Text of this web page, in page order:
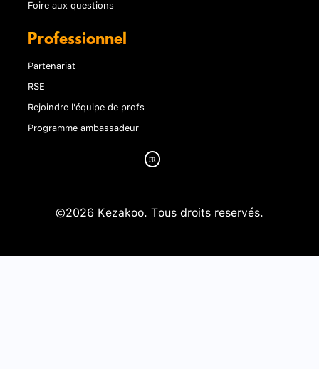
Foire aux questions
Professionnel
Partenariat
RSE
Rejoindre l'équipe de profs
Programme ambassadeur
©2026 Kezakoo. Tous droits reservés.